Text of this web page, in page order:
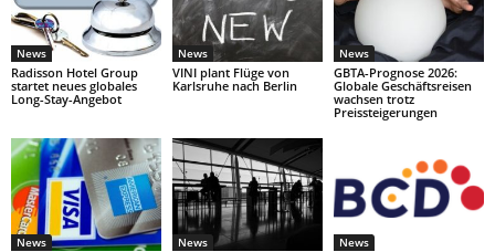
News
Radisson Hotel Group
startet neues globales
Long-Stay-Angebot
News
VINI plant Flüge von
Karlsruhe nach Berlin
News
GBTA-Prognose 2026:
Globale Geschäftsreisen
wachsen trotz
Preissteigerungen
News News News